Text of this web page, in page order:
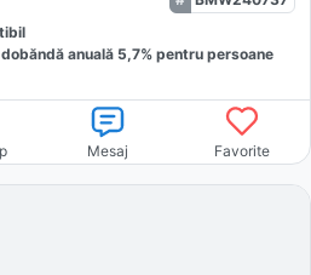
anuală 5,7% pentru persoane
Mesaj Favorite